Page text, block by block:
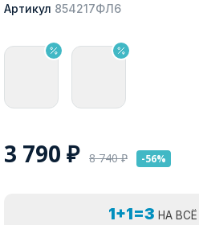
Артикул 854217ФЛ6
3 790 ₽ 8 740₽ -56%
1+1=3 НА ВСЁ